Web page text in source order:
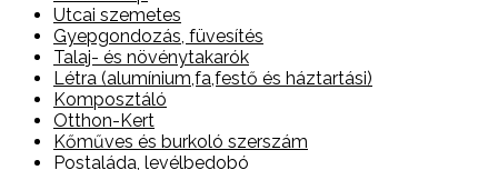
Utcai szemetes
Gyepgondozás, füvesítés
Talaj- és növénytakarók
Létra (alumínium,fa,festő és háztartási)
Komposztáló
Otthon-Kert
Kőműves és burkoló szerszám
Postaláda, levélbedobó